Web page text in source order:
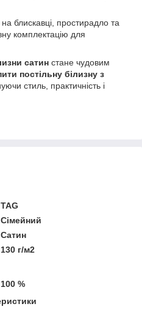
блискавці, простирадло та
комплектацію для
сатин стане чудовим
постільну білизну з
стиль, практичність і
TAG
Сімейний
Сатин
130 г/м2
100 %